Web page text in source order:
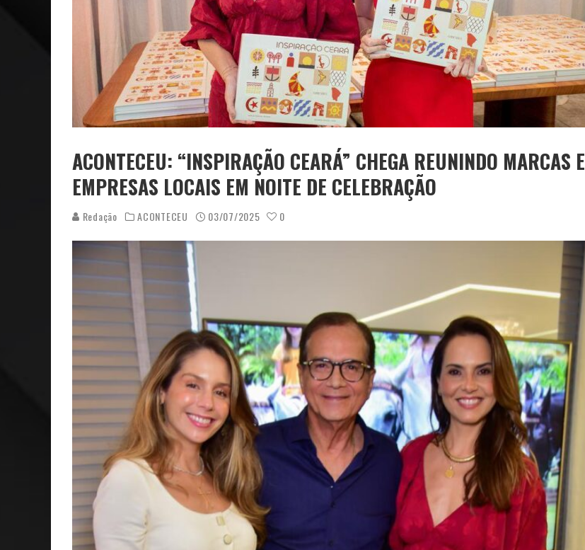
ACONTECEU: “INSPIRAÇÃO CEARÁ” CHEGA REUNINDO MARCAS E
EMPRESAS LOCAIS EM NOITE DE CELEBRAÇÃO
Redação ACONTECEU 03/07/2025 0